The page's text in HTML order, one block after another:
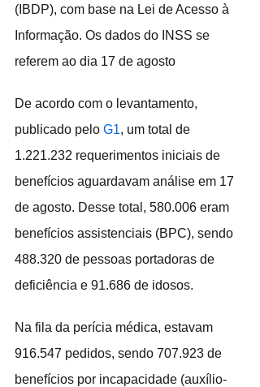
(IBDP), com base na Lei de Acesso à
Informação. Os dados do INSS se
referem ao dia 17 de agosto
De acordo com o levantamento,
publicado pelo G1, um total de
1.221.232 requerimentos iniciais de
benefícios aguardavam análise em 17
de agosto. Desse total, 580.006 eram
benefícios assistenciais (BPC), sendo
488.320 de pessoas portadoras de
deficiência e 91.686 de idosos.
Na fila da perícia médica, estavam
916.547 pedidos, sendo 707.923 de
benefícios por incapacidade (auxílio-